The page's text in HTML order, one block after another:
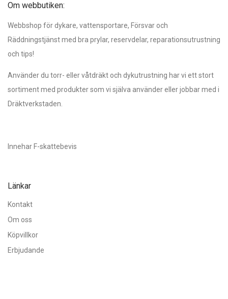
Om webbutiken:
Webbshop för dykare, vattensportare, Försvar och
Räddningstjänst med bra prylar, reservdelar, reparationsutrustning
och tips!
Använder du torr- eller våtdräkt och dykutrustning har vi ett stort
sortiment med produkter som vi själva använder eller jobbar med i
Dräktverkstaden.
Innehar F-skattebevis
Länkar
Kontakt
Om oss
Köpvillkor
Erbjudande